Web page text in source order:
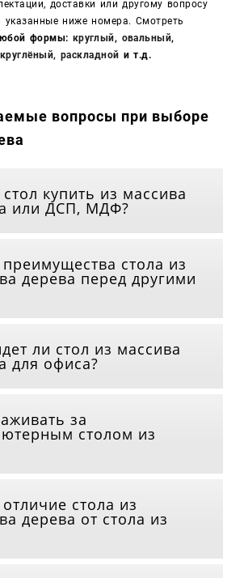
доставки или другому вопросу
указанные ниже номера. Смотреть
формы: круглый, овальный,
раскладной и т.д.
вопросы при выборе
купить из массива
или ДСП, МДФ?
стола из
дерева перед другими
ли стол из массива
для офиса?
за
столом из
стола из
дерева от стола из